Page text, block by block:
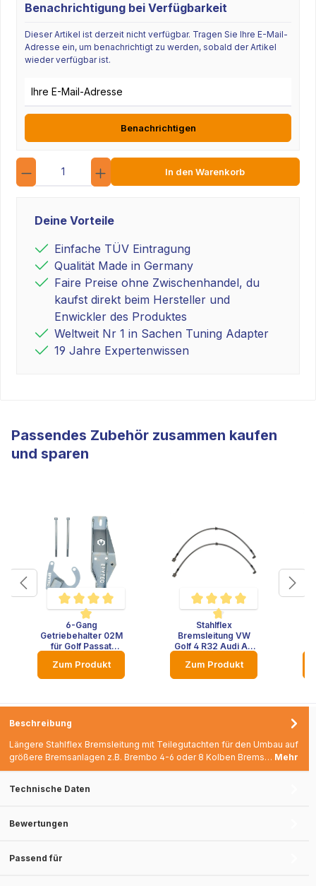
Benachrichtigung bei Verfügbarkeit
Dieser Artikel ist derzeit nicht verfügbar. Tragen Sie Ihre E-Mail-
Adresse ein, um benachrichtigt zu werden, sobald der Artikel
wieder verfügbar ist.
Benachrichtigen
Anzahl
In den Warenkorb
Deine Vorteile
Einfache TÜV Eintragung
Qualität Made in Germany
Faire Preise ohne Zwischenhandel, du
kaufst direkt beim Hersteller und
Enwickler des Produktes
Weltweit Nr 1 in Sachen Tuning Adapter
19 Jahre Expertenwissen
Passendes Zubehör zusammen kaufen
und sparen
von 4 von 5 Sternen
Durchschnittliche Bewertung von 4.9 von 5 Sternen
6-Gang
Getriebehalter 02M
für Golf Passat
Vr6 Getriebe Halter
DXW DRP DQB
Zum Produkt
Durchschnittliche
Stahlflex
Bremsleitung VW
Golf 4 R32 Audi A3
Brembo T3 BUS
Syncro TTRS Polo
Zum Produkt
Beschreibung
Längere Stahlflex Bremsleitung mit Teilegutachten für den Umbau auf
größere Bremsanlagen z.B. Brembo 4-6 oder 8 Kolben Brems… Mehr
Technische Daten
Bewertungen
Passend für